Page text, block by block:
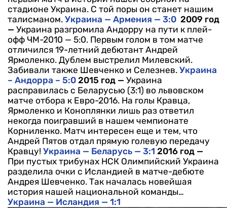
стадионе Украина. С той поры он станет нашим
талисманом. Украина — Армения — 3:0 2009 год
— Украина разгромила Андорру на пути к плей-
офф ЧМ-2010 — 5:0. Первым голом в том матче
отличился 19-летний дебютант Андрей
Ярмоленко. Дублем выстрелил Милевский.
Забивали также Шевченко и Селезнев. Украина
– Андорра – 5:0 2015 год — Украина
расправилась с Беларусью (3:1) во львовском
матче отбора к Евро-2016. На голы Кравца,
Ярмоленко и Коноплянки лишь раз ответил
некогда поигравший в нашем чемпионате
Корниленко. Матч интересен еще и тем, что
Андрей Пятов отдал прямую голевую передачу
Кравцу! Украина — Беларусь — 3:1 2016 год —
При пустых трибунах НСК Олимпийский Украина
разделила очки с Исландией в матче-дебюте
Андрея Шевченко. Так началась новейшая
история нашей национальной команды…
Украина — Исландия — 1:1